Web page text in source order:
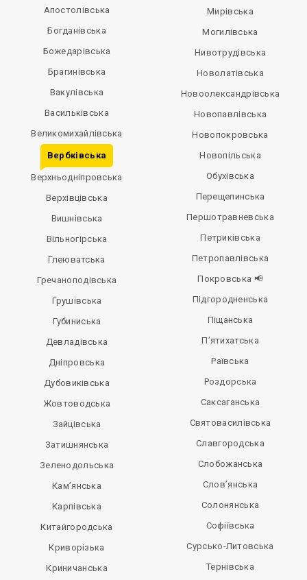
Апостолівська
Богданівська
Божедарівська
Брагинівська
Вакулівська
Васильківська
Великомихайлівська
Вербківська
Верхньодніпровська
Верхівцівська
Вишнівська
Вільногірська
Глеюватська
Гречаноподівська
Грушівська
Губиниська
Девладівська
Дніпровська
Дубовиківська
Жовтоводська
Зайцівська
Затишнянська
Зеленодольська
Кам’янська
Карпівська
Китайгородська
Криворізька
Криничанська
Мирівська
Могилівська
Нивотрудівська
Новолатівська
Новоолександрівська
Новопавлівська
Новопокровська
Новопільська
Обухівська
Перещепинська
Першотравневська
Петриківська
Петропавлівська
Покровська 📢
Підгородненська
Піщанська
П’ятихатська
Раївська
Роздорська
Саксаганська
Святовасилівська
Славгородська
Слобожанська
Слов’янська
Солонянська
Софіївська
Сурсько-Литовська
Тернівська